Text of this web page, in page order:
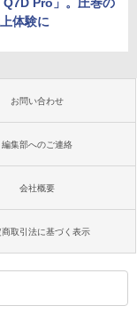
体験に
お問い合わせ
編集部へのご連絡
会社概要
商取引法に基づく表示